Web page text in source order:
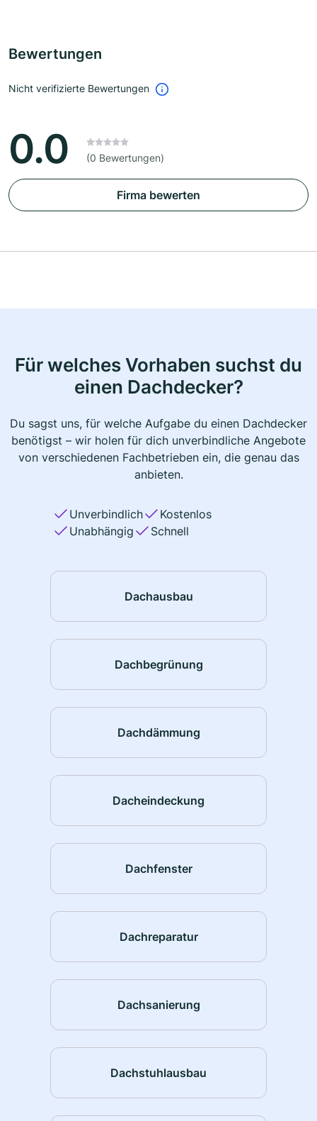
Bewertungen
Nicht verifizierte Bewertungen
0.0 (0 Bewertungen)
Firma bewerten
Für welches Vorhaben suchst du
einen Dachdecker?
Du sagst uns, für welche Aufgabe du einen Dachdecker
benötigst – wir holen für dich unverbindliche Angebote
von verschiedenen Fachbetrieben ein, die genau das
anbieten.
Unverbindlich
Kostenlos
Unabhängig
Schnell
Dachausbau
Dachbegrünung
Dachdämmung
Dacheindeckung
Dachfenster
Dachreparatur
Dachsanierung
Dachstuhlausbau